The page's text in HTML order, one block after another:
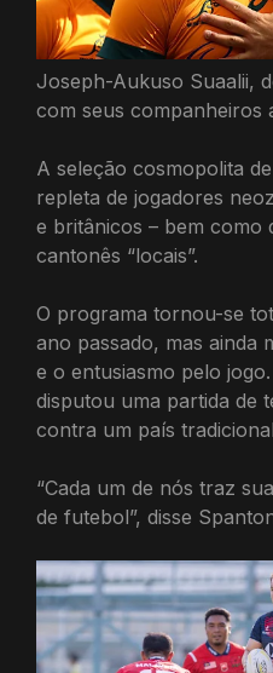
Joseph-Aukuso Suaalii,
com seus companheiros
A seleção cosmopolita
repleta de jogadores
e britânicos – bem como
cantonês “locais”.
O programa tornou-se
ano passado, mas ainda
e o entusiasmo pelo
disputou uma partida de
contra um país
“Cada um de nós traz
de futebol”, disse